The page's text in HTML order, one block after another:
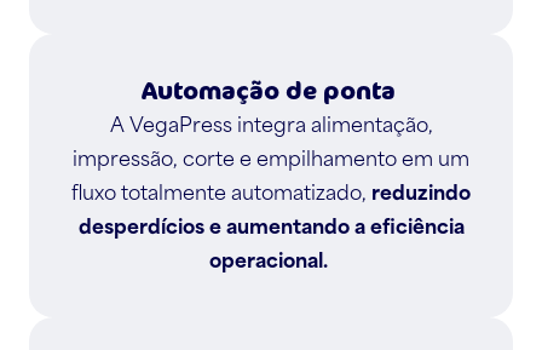
Automação de ponta
A VegaPress integra alimentação,
impressão, corte e empilhamento em um
fluxo totalmente automatizado, reduzindo
desperdícios e aumentando a eficiência
operacional.